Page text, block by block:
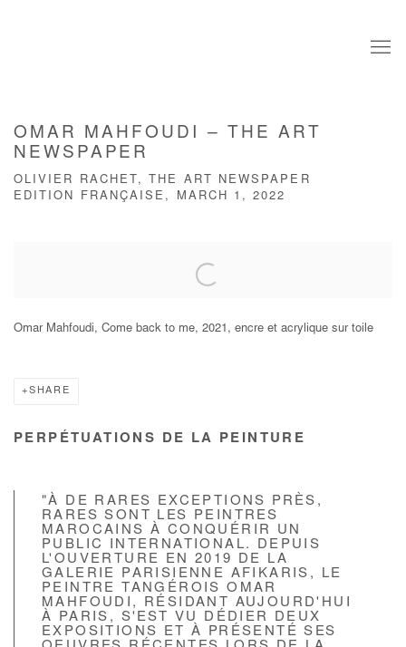
OMAR MAHFOUDI – THE ART
NEWSPAPER
OLIVIER RACHET, THE ART NEWSPAPER
EDITION FRANÇAISE, MARCH 1, 2022
Omar Mahfoudi, Come back to me, 2021, encre et acrylique sur toile
SHARE
PERPÉTUATIONS DE LA PEINTURE
"À DE RARES EXCEPTIONS PRÈS,
RARES SONT LES PEINTRES
MAROCAINS À CONQUÉRIR UN
PUBLIC INTERNATIONAL. DEPUIS
L'OUVERTURE EN 2019 DE LA
GALERIE PARISIENNE AFIKARIS, LE
PEINTRE TANGÉROIS OMAR
MAHFOUDI, RÉSIDANT AUJOURD'HUI
À PARIS, S'EST VU DÉDIER DEUX
EXPOSITIONS ET À PRÉSENTÉ SES